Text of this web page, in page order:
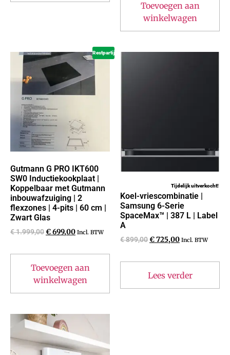
Toevoegen aan
winkelwagen
Restpartij
Gutmann G PRO IKT600
SW0 Inductiekookplaat |
Koppelbaar met Gutmann
inbouwafzuiging | 2
flexzones | 4-pits | 60 cm |
Zwart Glas
€1.999,00€699,00 Incl. BTW
Toevoegen aan
winkelwagen
Tijdelijk uitverkocht!
Koel-vriescombinatie |
Samsung 6-Serie
SpaceMax™ | 387 L | Label
A
€899,00€725,00 Incl. BTW
Lees verder